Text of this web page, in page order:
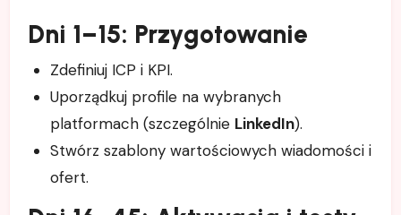
Dni 1–15: Przygotowanie
Zdefiniuj ICP i KPI.
Uporządkuj profile na wybranych
platformach (szczególnie LinkedIn).
Stwórz szablony wartościowych wiadomości i
ofert.